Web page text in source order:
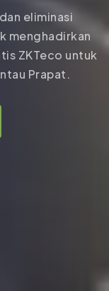
eliminasi
menghadirkan
ZKTeco untuk
Prapat.